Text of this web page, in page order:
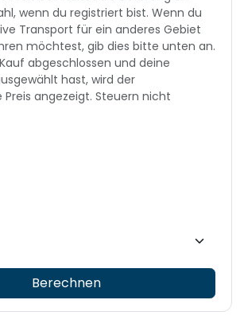
wenn du registriert bist. Wenn du
Transport für ein anderes Gebiet
möchtest, gib dies bitte unten an.
abgeschlossen und deine
hast, wird der
angezeigt. Steuern nicht
Berechnen